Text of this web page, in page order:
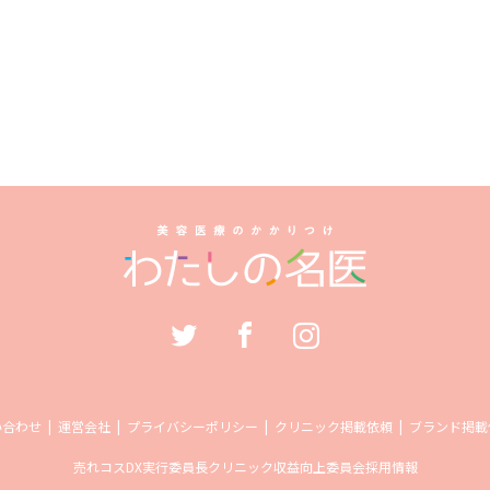
わせ 運営会社 プライバシーポリシー クリニック掲載依頼 ブランド掲
売れコスDX実行委員長クリニック収益向上委員会採用情報